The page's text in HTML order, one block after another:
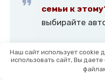
семьи к
выбирайте
Наш сайт использует cookie
использовать сайт, Вы